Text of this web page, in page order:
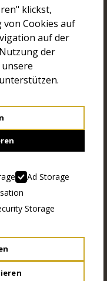
klickst,
von Cookies auf
auf der
der
Ad Storage
Storage